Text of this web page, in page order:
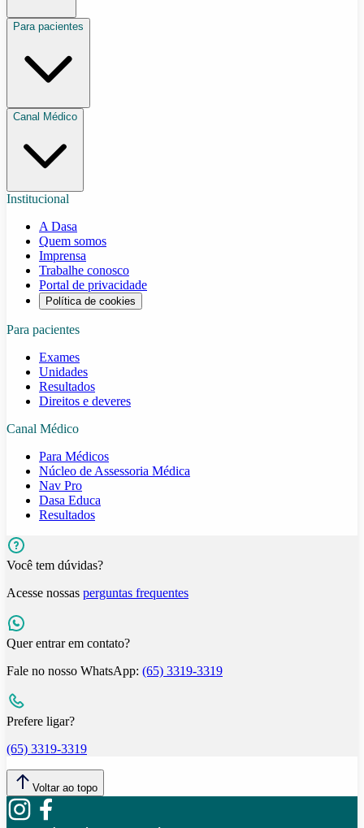
Para pacientes
Canal Médico
Institucional
A Dasa
Quem somos
Imprensa
Trabalhe conosco
Portal de privacidade
Política de cookies
Para pacientes
Exames
Unidades
Resultados
Direitos e deveres
Canal Médico
Para Médicos
Núcleo de Assessoria Médica
Nav Pro
Dasa Educa
Resultados
Você tem dúvidas?
Acesse nossas perguntas frequentes
Quer entrar em contato?
Fale no nosso WhatsApp: (65) 3319-3319
Prefere ligar?
(65) 3319-3319
Voltar ao topo